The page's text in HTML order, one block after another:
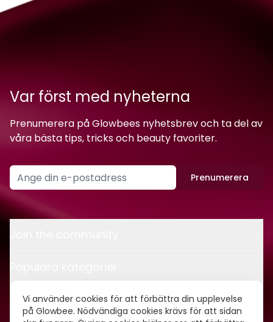
Vi använder cookies för att förbättra din upplevelse
på Glowbee. Nödvändiga cookies krävs för att sidan
Var först med nyheterna
Prenumerera på Glowbees nyhetsbrev och ta del av
våra bästa tips, tricks och beauty favoriter.
Prenumerera
Kontakt